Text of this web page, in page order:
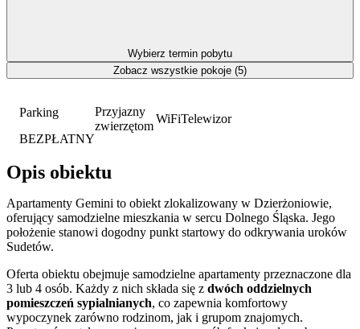
Parking
BEZPŁATNY
Przyjazny
zwierzętom
WiFiTelewizor
Opis obiektu
Apartamenty Gemini to obiekt zlokalizowany w Dzierżoniowie,
oferujący samodzielne mieszkania w sercu Dolnego Śląska. Jego
położenie stanowi dogodny punkt startowy do odkrywania uroków
Sudetów.
Oferta obiektu obejmuje samodzielne apartamenty przeznaczone dla
3 lub 4 osób. Każdy z nich składa się z dwóch oddzielnych
pomieszczeń sypialnianych, co zapewnia komfortowy
wypoczynek zarówno rodzinom, jak i grupom znajomych.
Wybierz termin pobytu
Zobacz wszystkie pokoje (5)